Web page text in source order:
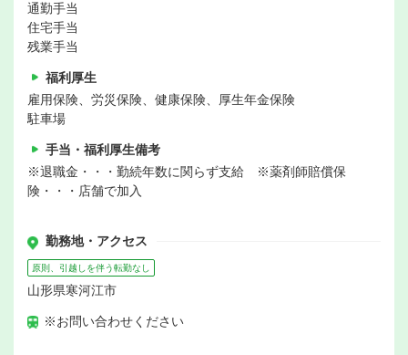
通勤手当
住宅手当
残業手当
福利厚生
雇用保険、労災保険、健康保険、厚生年金保険
駐車場
手当・福利厚生備考
※退職金・・・勤続年数に関らず支給 ※薬剤師賠償保
険・・・店舗で加入
勤務地・アクセス
原則、引越しを伴う転勤なし
山形県寒河江市
※お問い合わせください